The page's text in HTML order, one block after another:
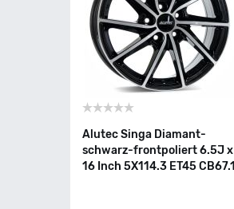
Alutec Singa Diamant-
schwarz-frontpoliert 6.5J x
16 Inch 5X114.3 ET45 CB67.1